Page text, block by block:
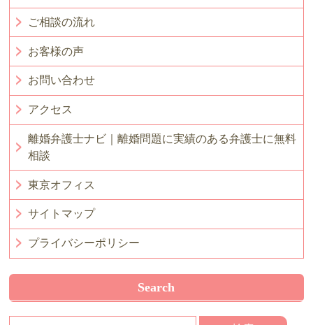
ご相談の流れ
お客様の声
お問い合わせ
アクセス
離婚弁護士ナビ｜離婚問題に実績のある弁護士に無料
相談
東京オフィス
サイトマップ
プライバシーポリシー
Search